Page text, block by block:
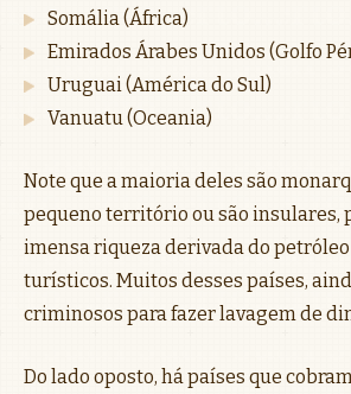
Somália (África)
Emirados Árabes Unidos (Golfo
Uruguai (América do Sul)
Vanuatu (Oceania)
Note que a maioria deles são
pequeno território ou são insulares,
imensa riqueza derivada do
turísticos. Muitos desses países,
criminosos para fazer lavagem de
Do lado oposto, há países que